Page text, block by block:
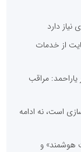
نیاز دارد
از خدمات
مراقب
است، نه ادامه
هوشمند» و